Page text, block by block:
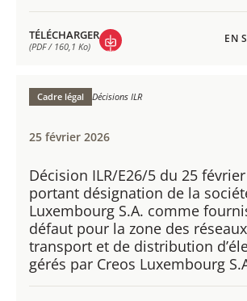
TÉLÉCHARGER
(PDF / 160,1 Ko)
(PDF / 160,1 Ko)
EN
Cadre légal Décisions ILR
25 février 2026
Décision ILR/E26/5 du 25
portant désignation de la
Luxembourg S.A. comme
défaut pour la zone des
transport et de distribution
gérés par Creos Luxembourg